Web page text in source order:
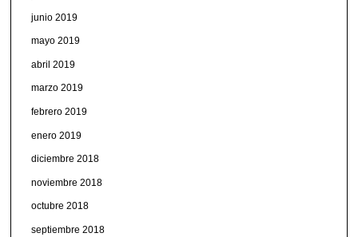
junio 2019
mayo 2019
abril 2019
marzo 2019
febrero 2019
enero 2019
diciembre 2018
noviembre 2018
octubre 2018
septiembre 2018